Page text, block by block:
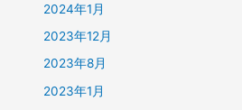
2024年1月
2023年12月
2023年8月
2023年1月